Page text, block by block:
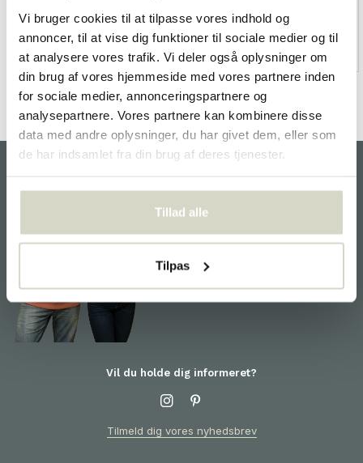
Vi bruger cookies til at tilpasse vores indhold og
annoncer, til at vise dig funktioner til sociale medier og til
at analysere vores trafik. Vi deler også oplysninger om
din brug af vores hjemmeside med vores partnere inden
for sociale medier, annonceringspartnere og
analysepartnere. Vores partnere kan kombinere disse
data med andre oplysninger, du har givet dem, eller som
de har indsamlet fra din brug af deres tjenester.
Tillad alle
Tilpas
HKliving Living and Company
Vi er glade for at hjælpe dig
og er klar til dig! For
din ordre bedes du kontakte
Vil du holde dig informeret?
Tilmeld dig vores nyhedsbrev